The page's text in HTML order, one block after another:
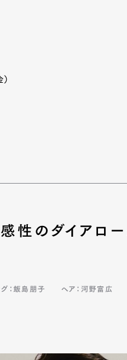
）
性のダイアロ
グ：飯島朋子 ヘア：河野富広